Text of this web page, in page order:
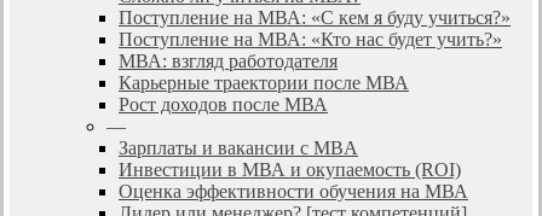
Поступление на МВА: «С кем я буду учиться?»
Поступление на МВА: «Кто нас будет учить?»
МВА: взгляд работодателя
Карьерные траектории после МВА
Рост доходов после МВА
—
Зарплаты и вакансии с MBA
Инвестиции в МВА и окупаемость (ROI)
Оценка эффективности обучения на МВА